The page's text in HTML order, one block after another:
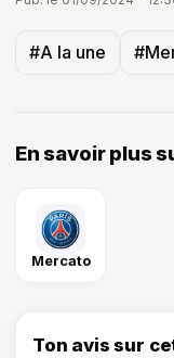
#A la une
En savoir plus
Mercato
Ton avis sur